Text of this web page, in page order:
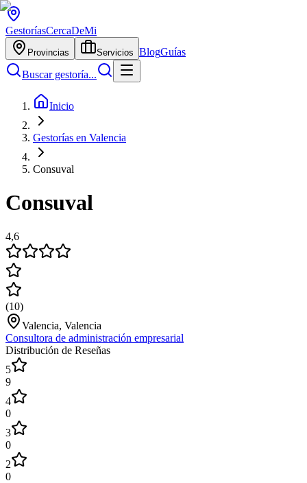
GestoríasCercaDeMi
Provincias Servicios BlogGuías
Buscar gestoría...
Inicio
Gestorías en Valencia
Consuval
Consuval
4,6
(10)
Valencia, Valencia
Consultora de administración empresarial
Distribución de Reseñas
5
9
4
0
3
0
2
0